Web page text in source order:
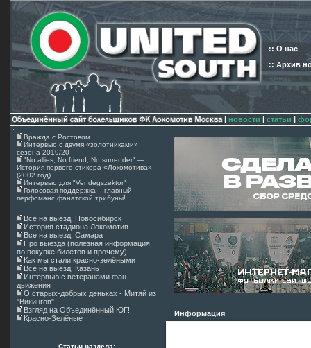
:: О нас
:: Архив
| новости | статьи |
Вражда с Ростовом
Интервью с двумя «золотниками»
сезона 2019/20
"No allies, No friend, No surrender" —
История первого стикера «Локомотива»
(2002 год)
Интервью для "Vendegszektor"
Голосовая поддержка – главный
перфоманс фанатской трибуны!
Все на выезд: Новосибирск
История стадиона Локомотив
Все на выезд: Самара
Про выезда (полезная информация
по покупке билетов и прочему)
Как мы стали красно-зелёными
Все на выезд: Казань
Интервью с ветеранами фан-
движения
О старых-добрых деньках - Митяй из
"Викингов"
Взгляд на Объединённый ЮГ!
Красно-Зелёные
Статьи раздела:
Информация